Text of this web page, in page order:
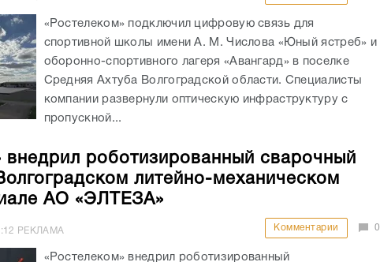
«Ростелеком» подключил цифровую связь для
спортивной школы имени А. М. Числова «Юный ястреб» и
оборонно-спортивного лагеря «Авангард» в поселке
Средняя Ахтуба Волгоградской области. Специалисты
компании развернули оптическую инфраструктуру с
пропускной...
внедрил роботизированный сварочный
литейно-механическом
АО «ЭЛТЕЗА»
РЕКЛАМА Комментарии 0
«Ростелеком» внедрил роботизированный